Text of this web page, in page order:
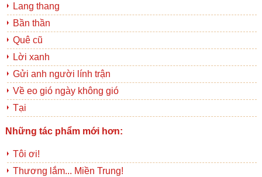
Lang thang
Bần thần
Quê cũ
Lời xanh
Gửi anh người lính trận
Về eo gió ngày không gió
Tại
Những tác phẩm mới hơn:
Tôi ơi!
Thương lắm... Miền Trung!